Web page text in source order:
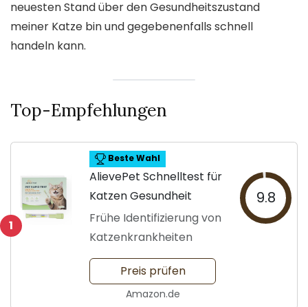
neuesten Stand über den Gesundheitszustand
meiner Katze bin und gegebenenfalls schnell
handeln kann.
Top-Empfehlungen
1
Beste Wahl
AlievePet Schnelltest für
Katzen Gesundheit
Frühe Identifizierung von
Katzenkrankheiten
9.8
Preis prüfen
Amazon.de